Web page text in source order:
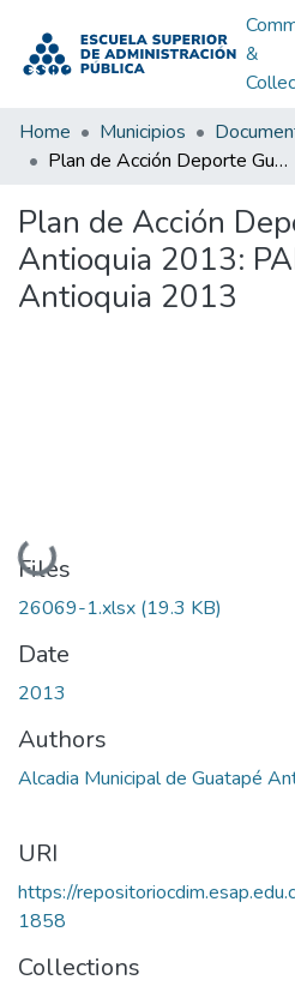
&
Home Municipios
Plan de Acción Deporte Guatapé Antioquia 2013: PAD Guatapé Antioquia 2013
Plan de Acción
Antioquia 2013:
Antioquia 2013
Loading...
Files
26069-1.xlsx (19.3 KB)
Date
2013
Authors
Alcadia Municipal de Guatapé
URI
https://
1858
Collections